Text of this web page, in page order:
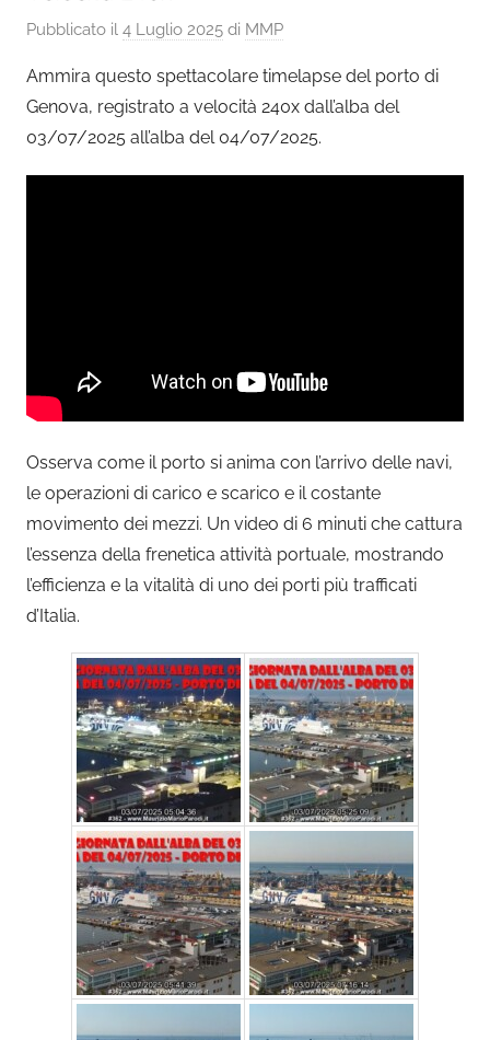
Pubblicato il 4 Luglio 2025 di MMP
Ammira questo spettacolare timelapse del porto di
Genova, registrato a velocità 240x dall’alba del
03/07/2025 all’alba del 04/07/2025.
Osserva come il porto si anima con l’arrivo delle navi,
le operazioni di carico e scarico e il costante
movimento dei mezzi. Un video di 6 minuti che cattura
l’essenza della frenetica attività portuale, mostrando
l’efficienza e la vitalità di uno dei porti più trafficati
d’Italia.